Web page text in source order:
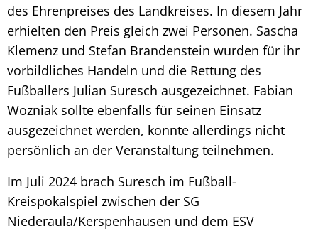
des Ehrenpreises des Landkreises. In diesem Jahr
erhielten den Preis gleich zwei Personen. Sascha
Klemenz und Stefan Brandenstein wurden für ihr
vorbildliches Handeln und die Rettung des
Fußballers Julian Suresch ausgezeichnet. Fabian
Wozniak sollte ebenfalls für seinen Einsatz
ausgezeichnet werden, konnte allerdings nicht
persönlich an der Veranstaltung teilnehmen.
Im Juli 2024 brach Suresch im Fußball-
Kreispokalspiel zwischen der SG
Niederaula/Kerspenhausen und dem ESV